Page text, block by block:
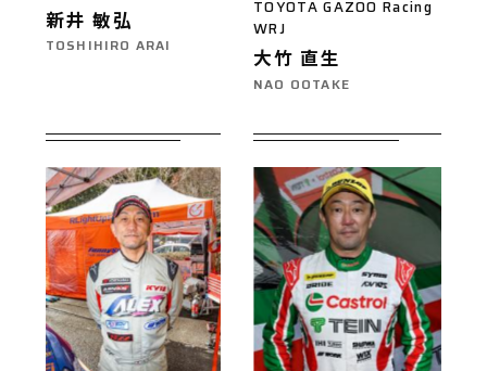
新井 敏弘
TOSHIHIRO ARAI
TOYOTA GAZOO Racing
WRJ
大竹 直生
NAO OOTAKE